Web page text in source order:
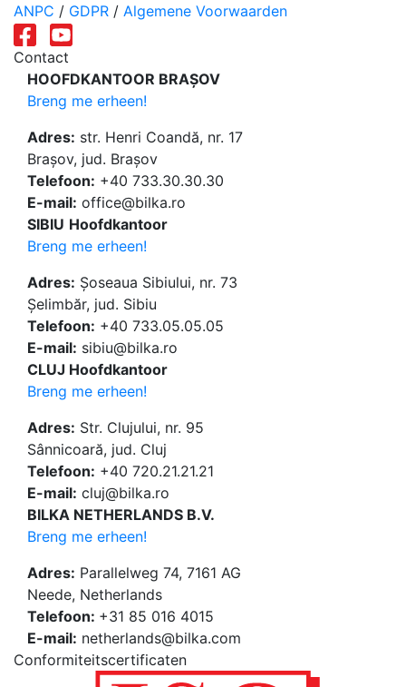
ANPC / GDPR / Algemene Voorwaarden
Contact
HOOFDKANTOOR BRAȘOV
Breng me erheen!
Adres: str. Henri Coandă, nr. 17
Brașov, jud. Brașov
Telefoon: +40 733.30.30.30
E-mail: office@bilka.ro
SIBIU Hoofdkantoor
Breng me erheen!
Adres: Șoseaua Sibiului, nr. 73
Șelimbăr, jud. Sibiu
Telefoon: +40 733.05.05.05
E-mail: sibiu@bilka.ro
CLUJ Hoofdkantoor
Breng me erheen!
Adres: Str. Clujului, nr. 95
Sânnicoară, jud. Cluj
Telefoon: +40 720.21.21.21
E-mail: cluj@bilka.ro
BILKA NETHERLANDS B.V.
Breng me erheen!
Adres: Parallelweg 74, 7161 AG
Neede, Netherlands
Telefoon: +31 85 016 4015
E-mail: netherlands@bilka.com
Conformiteitscertificaten